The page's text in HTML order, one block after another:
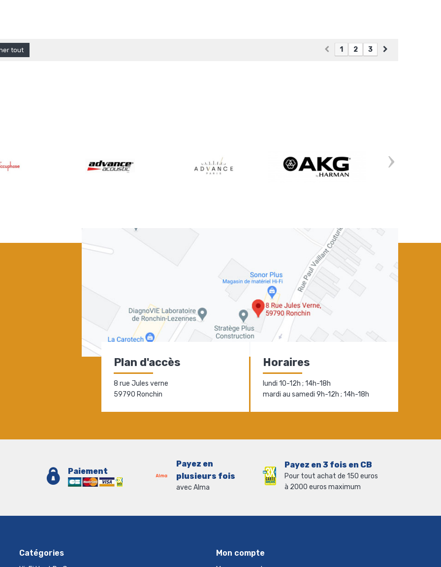
tout 1 2 3
Plan d'accès
8 rue Jules verne
59790 Ronchin
Horaires
lundi 10-12h ; 14h-18h
mardi au samedi 9h-12h ; 14h-18h
Paiement
Payez en
plusieurs fois
avec Alma
Payez en 3 fois en CB
Pour tout achat de 150 euros
à 2000 euros maximum
Catégories Mon compte